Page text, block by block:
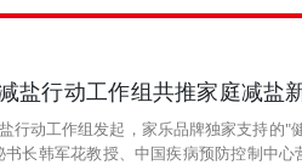
盐行动工作组共推家庭减盐
行动工作组发起，家乐品牌独家支持的"
长韩军花教授、中国疾病预防控制中心